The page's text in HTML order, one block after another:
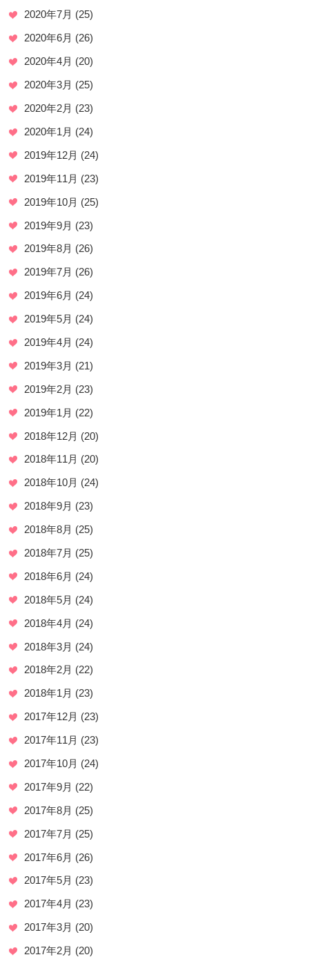
2020年7月 (25)
2020年6月 (26)
2020年4月 (20)
2020年3月 (25)
2020年2月 (23)
2020年1月 (24)
2019年12月 (24)
2019年11月 (23)
2019年10月 (25)
2019年9月 (23)
2019年8月 (26)
2019年7月 (26)
2019年6月 (24)
2019年5月 (24)
2019年4月 (24)
2019年3月 (21)
2019年2月 (23)
2019年1月 (22)
2018年12月 (20)
2018年11月 (20)
2018年10月 (24)
2018年9月 (23)
2018年8月 (25)
2018年7月 (25)
2018年6月 (24)
2018年5月 (24)
2018年4月 (24)
2018年3月 (24)
2018年2月 (22)
2018年1月 (23)
2017年12月 (23)
2017年11月 (23)
2017年10月 (24)
2017年9月 (22)
2017年8月 (25)
2017年7月 (25)
2017年6月 (26)
2017年5月 (23)
2017年4月 (23)
2017年3月 (20)
2017年2月 (20)